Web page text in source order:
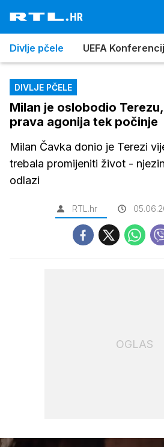
Divlje pčele UEFA
DIVLJE PČELE
Milan je oslobodio
prava agonija tek počinje
Milan Čavka donio je Terezi
trebala promijeniti život -
odlazi
RTL.hr
OGLAS